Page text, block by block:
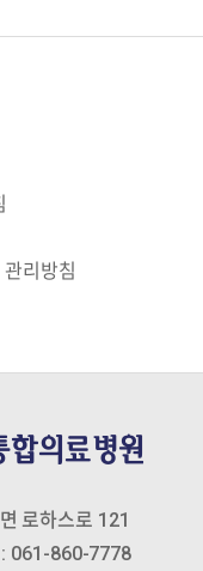
리방침
로하스로 121
061-860-7778